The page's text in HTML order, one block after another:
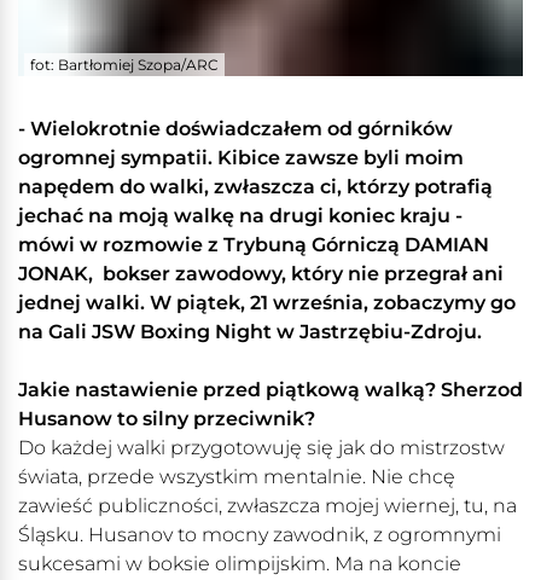
fot: Bartłomiej Szopa/ARC
- Wielokrotnie doświadczałem od górników
ogromnej sympatii. Kibice zawsze byli moim
napędem do walki, zwłaszcza ci, którzy potrafią
jechać na moją walkę na drugi koniec kraju -
mówi w rozmowie z Trybuną Górniczą DAMIAN
JONAK, bokser zawodowy, który nie przegrał ani
jednej walki. W piątek, 21 września, zobaczymy go
na Gali JSW Boxing Night w Jastrzębiu-Zdroju.
Jakie nastawienie przed piątkową walką? Sherzod
Husanow to silny przeciwnik?
Do każdej walki przygotowuję się jak do mistrzostw
świata, przede wszystkim mentalnie. Nie chcę
zawieść publiczności, zwłaszcza mojej wiernej, tu, na
Śląsku. Husanov to mocny zawodnik, z ogromnymi
sukcesami w boksie olimpijskim. Ma na koncie